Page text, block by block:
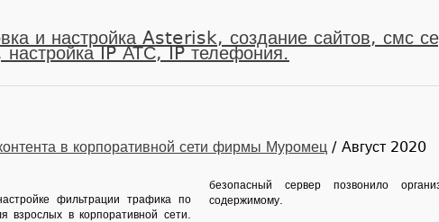
и настройка Asterisk, создание сайтов, смс
IP АТС, IP телефония.
в корпоративной сети фирмы Муромец / Август 2020
фильтрации трафика по
взрослых в корпоративной сети.
безопасный сервер позвонило
содержимому.